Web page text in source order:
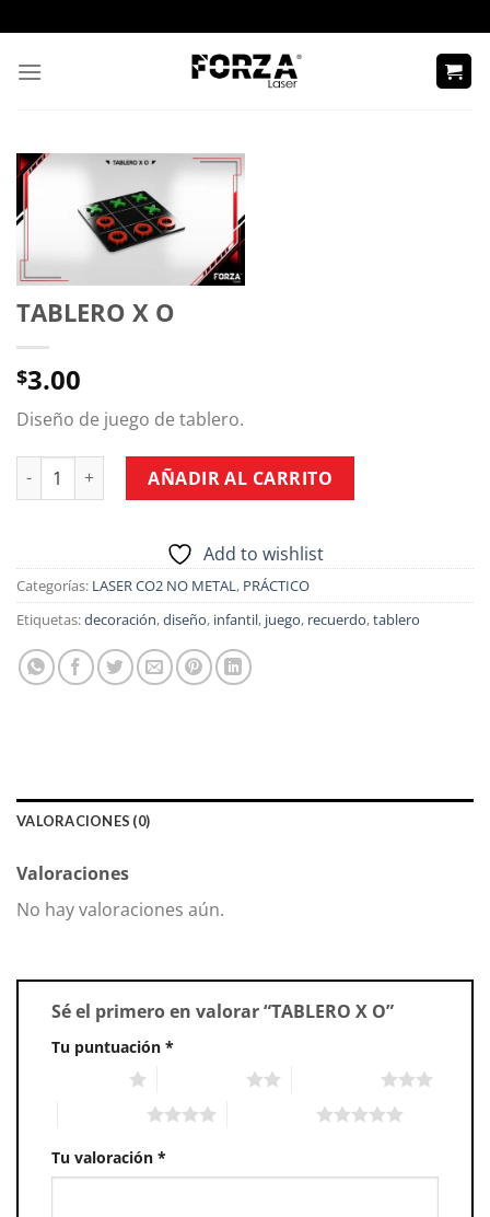
to
content
TABLERO X O
$3.00
Diseño de juego de tablero.
TABLERO X O cantidadAÑADIR AL CARRITO
Add to wishlist
Categorías: LASER CO2 NO METAL , PRÁCTICO
Etiquetas:decoración,diseño, infantil, juego, recuerdo,tablero
VALORACIONES (0)
Valoraciones
No hay valoraciones aún.
Sé el primero en valorar “TABLERO X O”
Tu puntuación *
Tu valoración *